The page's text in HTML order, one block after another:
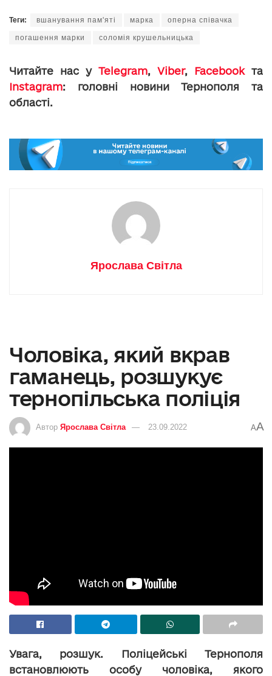
Теги: вшанування пам'яті марка оперна співачка
погашення марки соломія крушельницька
Читайте нас у Telegram, Viber, Facebookта
Instagram: головні новини Тернополя та
області.
Ярослава Світла
Чоловіка, який вкрав
гаманець, розшукує
тернопільська поліція
Автор Ярослава Світла 23.09.2022 AA
Увага, розшук. Поліцейські Тернополя
встановлюють особу чоловіка, якого